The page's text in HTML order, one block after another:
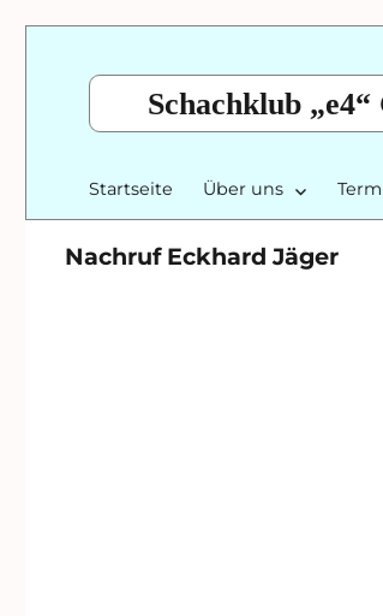
Schachklub
Startseite Über uns
Nachruf Eckhard Jäger